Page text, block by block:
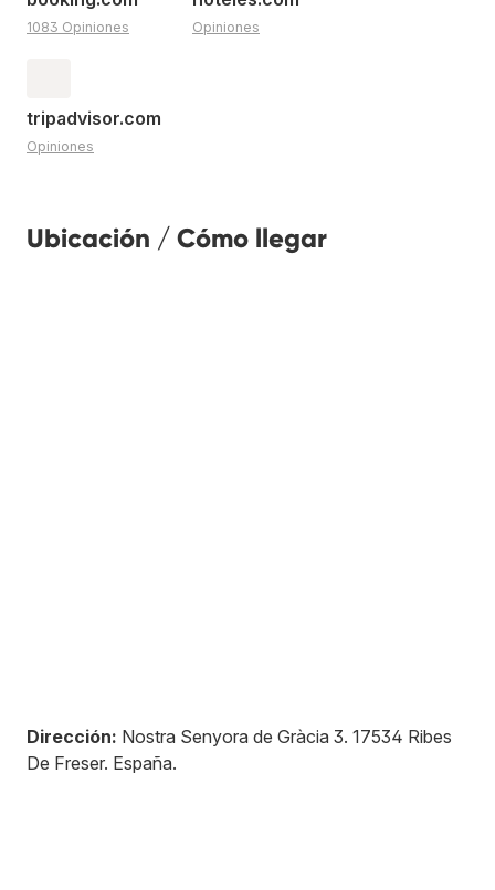
1083 Opiniones Opiniones
tripadvisor.com
Opiniones
Ubicación / Cómo llegar
Dirección: Nostra Senyora de Gràcia 3. 17534 Ribes
De Freser. España.